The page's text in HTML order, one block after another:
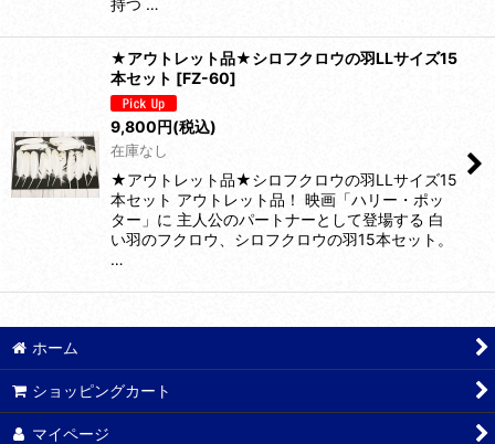
持つ …
★アウトレット品★シロフクロウの羽LLサイズ15
本セット [FZ-60]
9,800円(税込)
在庫なし
★アウトレット品★シロフクロウの羽LLサイズ15
本セット アウトレット品！ 映画「ハリー・ポッ
ター」に 主人公のパートナーとして登場する 白
い羽のフクロウ、シロフクロウの羽15本セット。
…
ホーム
ショッピングカート
マイページ